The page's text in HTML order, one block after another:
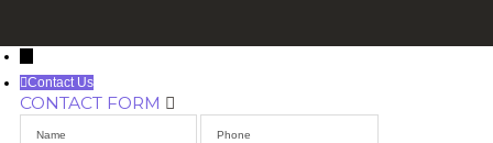
Contact Us
CONTACT FORM